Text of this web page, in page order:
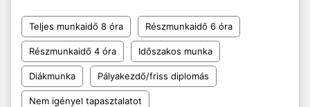
Teljes munkaidő 8 óra Részmunkaidő 6 óra
Részmunkaidő 4 óra Időszakos munka
Diákmunka Pályakezdő/friss diplomás
Nem igényel tapasztalatot